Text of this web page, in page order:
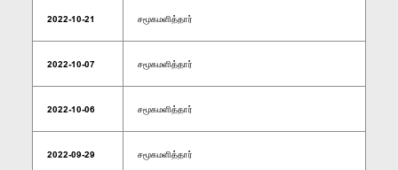
2022-10-21 சமூகமளித்தார்
2022-10-07 சமூகமளித்தார்
2022-10-06 சமூகமளித்தார்
2022-09-29 சமூகமளித்தார்